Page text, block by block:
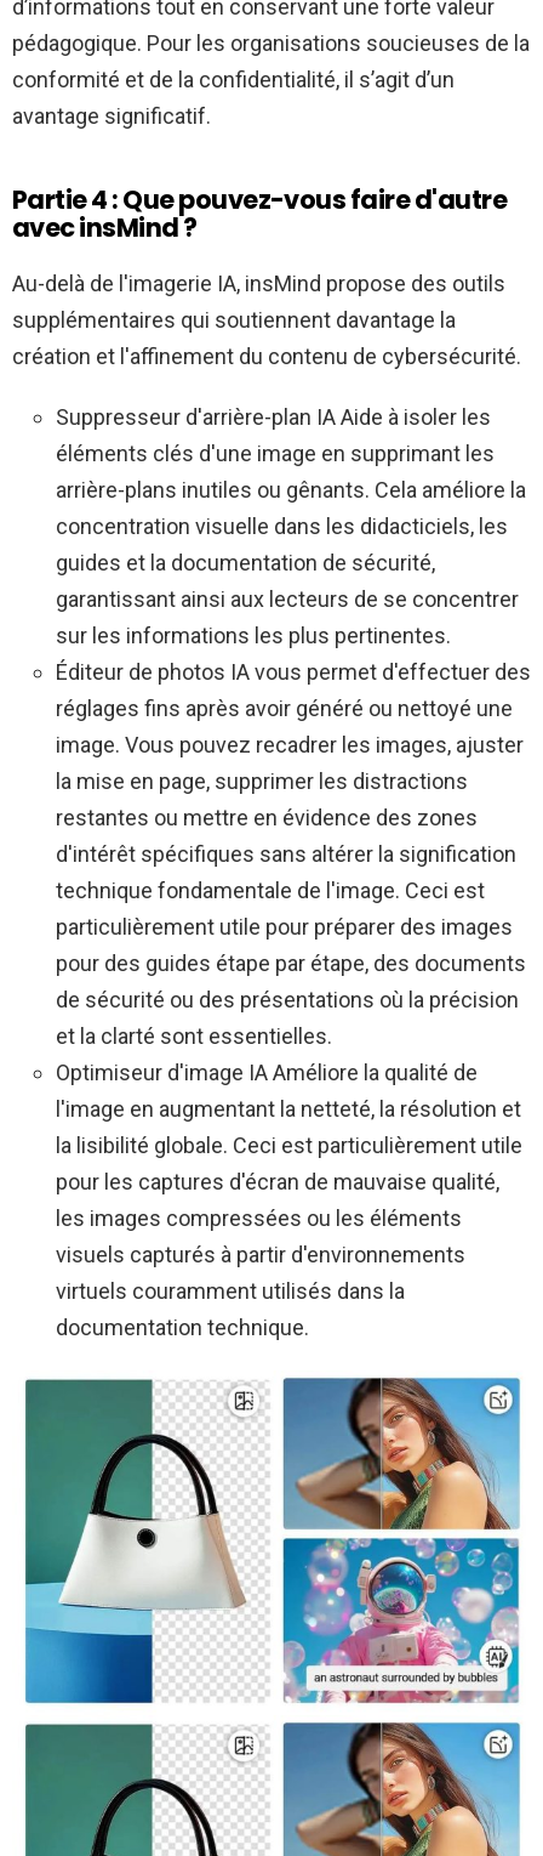
d’informations tout en conservant une forte valeur
pédagogique. Pour les organisations soucieuses de la
conformité et de la confidentialité, il s’agit d’un
avantage significatif.
Partie 4 : Que pouvez-vous faire d'autre
avec insMind ?
Au-delà de l'imagerie IA, insMind propose des outils
supplémentaires qui soutiennent davantage la
création et l'affinement du contenu de cybersécurité.
Suppresseur d'arrière-plan IAAide à isoler les
éléments clés d'une image en supprimant les
arrière-plans inutiles ou gênants. Cela améliore la
concentration visuelle dans les didacticiels, les
guides et la documentation de sécurité,
garantissant ainsi aux lecteurs de se concentrer
sur les informations les plus pertinentes.
Éditeur de photos IAvous permet d'effectuer des
réglages fins après avoir généré ou nettoyé une
image. Vous pouvez recadrer les images, ajuster
la mise en page, supprimer les distractions
restantes ou mettre en évidence des zones
d'intérêt spécifiques sans altérer la signification
technique fondamentale de l'image. Ceci est
particulièrement utile pour préparer des images
pour des guides étape par étape, des documents
de sécurité ou des présentations où la précision
et la clarté sont essentielles.
Optimiseur d'image IAAméliore la qualité de
l'image en augmentant la netteté, la résolution et
la lisibilité globale. Ceci est particulièrement utile
pour les captures d'écran de mauvaise qualité,
les images compressées ou les éléments
visuels capturés à partir d'environnements
virtuels couramment utilisés dans la
documentation technique.